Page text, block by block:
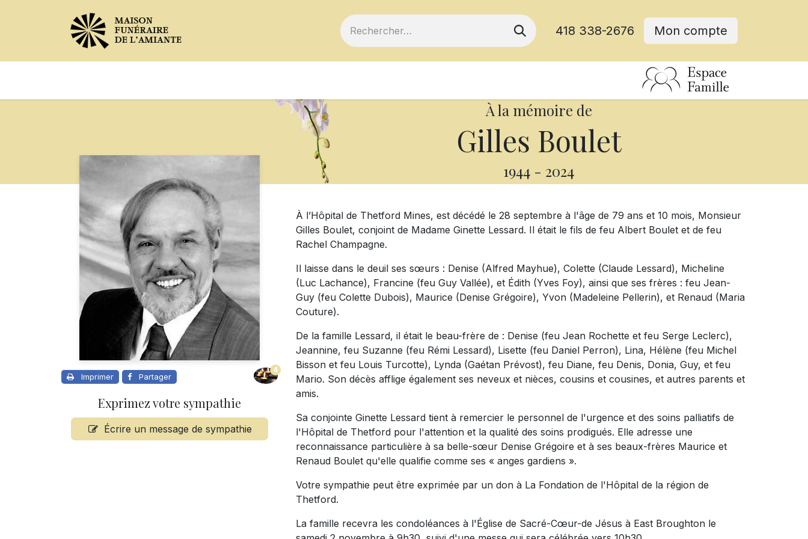
418 338-2676 Mon compte
À la mémoire de
Gilles Boulet
1944 - 2024
Imprimer Partager
4
Exprimez votre sympathie
Écrire un message de sympathie
À l’Hôpital de Thetford Mines, est décédé le 28 septembre à l'âge de 79 ans et 10 mois, Monsieur
Gilles Boulet, conjoint de Madame Ginette Lessard. Il était le fils de feu Albert Boulet et de feu
Rachel Champagne.
Il laisse dans le deuil ses sœurs : Denise (Alfred Mayhue), Colette (Claude Lessard), Micheline
(Luc Lachance), Francine (feu Guy Vallée), et Édith (Yves Foy), ainsi que ses frères : feu Jean-
Guy (feu Colette Dubois), Maurice (Denise Grégoire), Yvon (Madeleine Pellerin), et Renaud (Maria
Couture).
De la famille Lessard, il était le beau-frère de : Denise (feu Jean Rochette et feu Serge Leclerc),
Jeannine, feu Suzanne (feu Rémi Lessard), Lisette (feu Daniel Perron), Lina, Hélène (feu Michel
Bisson et feu Louis Turcotte), Lynda (Gaétan Prévost), feu Diane, feu Denis, Donia, Guy, et feu
Mario. Son décès afflige également ses neveux et nièces, cousins et cousines, et autres parents et
amis.
Sa conjointe Ginette Lessard tient à remercier le personnel de l'urgence et des soins palliatifs de
l'Hôpital de Thetford pour l'attention et la qualité des soins prodigués. Elle adresse une
reconnaissance particulière à sa belle-sœur Denise Grégoire et à ses beaux-frères Maurice et
Renaud Boulet qu'elle qualifie comme ses « anges gardiens ».
Votre sympathie peut être exprimée par un don à La Fondation de l'Hôpital de la région de
Thetford.
La famille recevra les condoléances à l'Église de Sacré-Cœur-de Jésus à East Broughton le